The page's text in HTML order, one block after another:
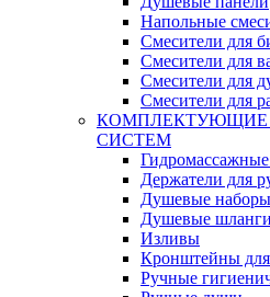
Напольные
Смесители для
Смесители для
Смесители для
Смесители для
КОМПЛЕКТУЮЩИЕ
СИСТЕМ
Держатели для
Душевые наборы
Душевые шланги
Изливы
Кронштейны для
Ручные